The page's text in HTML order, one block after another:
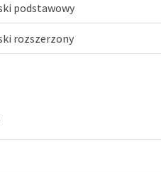
podstawowy
rozszerzony